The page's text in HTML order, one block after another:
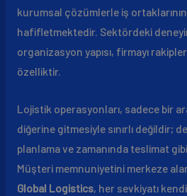
kurumsal çözümlerle iş
hafifletmektedir. Sektördeki
organizasyon yapısı, firmayı
özelliktir.
Lojistik operasyonları, sadece bir
diğerine gitmesiyle sınırlı değildir;
planlama ve zamanında teslimat
Müşteri memnuniyetini merkeze
Global Logistics, her sevkiyatı